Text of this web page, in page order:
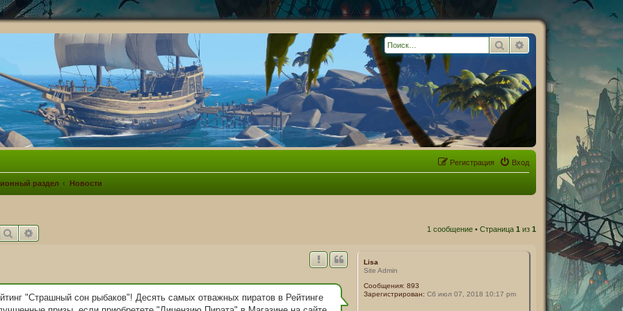
Поиск Расширенный поиск
Вход
Регистрация
раздел Новости
Поиск 1 сообщение • Страница1 из1
Lisa
Site Admin
Сообщения: 893
Зарегистрирован: Сб июл 07, 2018 10:17 pm
"Страшный сон рыбаков"! Десять самых отважных пиратов в Рейтинге